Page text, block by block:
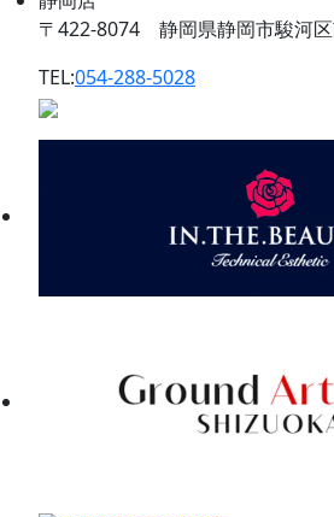
〒422-8074 静岡県静岡市駿河
TEL:054-288-5028